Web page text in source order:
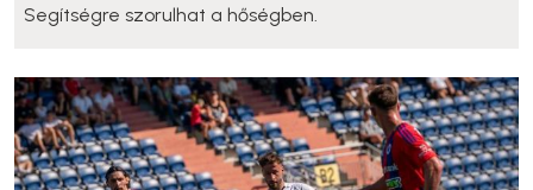
Segítségre szorulhat a hőségben.